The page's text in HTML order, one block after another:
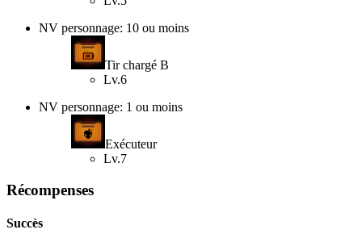
NV personnage: 10 ou moins
Tir chargé B
Lv.6
NV personnage: 1 ou moins
Exécuteur
Lv.7
Récompenses
Succès